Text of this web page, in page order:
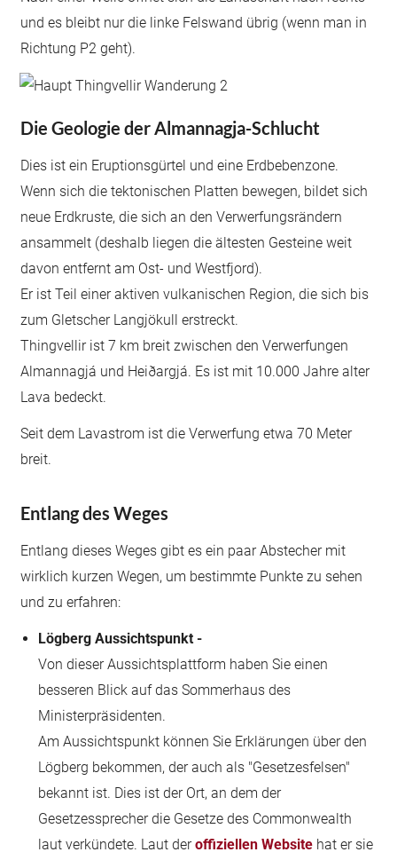
und es bleibt nur die linke Felswand übrig (wenn man in
Richtung P2 geht).
Die Geologie der Almannagja-Schlucht
Dies ist ein Eruptionsgürtel und eine Erdbebenzone.
Wenn sich die tektonischen Platten bewegen, bildet sich
neue Erdkruste, die sich an den Verwerfungsrändern
ansammelt (deshalb liegen die ältesten Gesteine weit
davon entfernt am Ost- und Westfjord).
Er ist Teil einer aktiven vulkanischen Region, die sich bis
zum Gletscher Langjökull erstreckt.
Thingvellir ist 7 km breit zwischen den Verwerfungen
Almannagjá und Heiðargjá. Es ist mit 10.000 Jahre alter
Lava bedeckt.
Seit dem Lavastrom ist die Verwerfung etwa 70 Meter
breit.
Entlang des Weges
Entlang dieses Weges gibt es ein paar Abstecher mit
wirklich kurzen Wegen, um bestimmte Punkte zu sehen
und zu erfahren:
Lögberg Aussichtspunkt -
Von dieser Aussichtsplattform haben Sie einen
besseren Blick auf das Sommerhaus des
Ministerpräsidenten.
Am Aussichtspunkt können Sie Erklärungen über den
Lögberg bekommen, der auch als "Gesetzesfelsen"
bekannt ist. Dies ist der Ort, an dem der
Gesetzessprecher die Gesetze des Commonwealth
laut verkündete. Laut deroffiziellen Website hat er sie